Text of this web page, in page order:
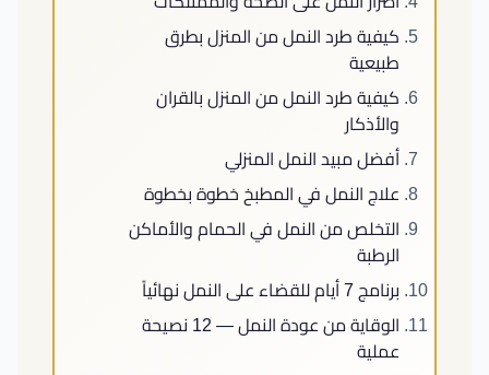
نجار مطابخ وأبواب
تركيب طارد الحمام بمكة
كشف تسربات المياه بمكة
معلم جبس بورد بمكة المكرمة
شركة عزل أسطح بمكة المكرمة
معلم دهانات بمكة المكرمة
تركيب باركيه بمكة المكرمة
مبلط بمكة المكرمة
حداد بمكة المكرمة
لحام وإصلاح خزانات المياه
كيفية طرد النمل من المنزل بطرق
طبيعية
كيفية طرد النمل من المنزل بالقران
والأذكار
أفضل مبيد النمل المنزلي
علاج النمل في المطبخ خطوة بخطوة
التخلص من النمل في الحمام والأماكن
الرطبة
برنامج 7 أيام للقضاء على النمل نهائياً
الوقاية من عودة النمل — 12 نصيحة
عملية